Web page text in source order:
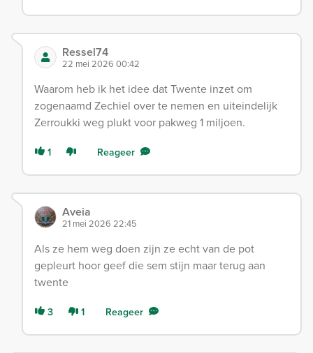
Ressel74
22 mei 2026 00:42
Waarom heb ik het idee dat Twente inzet om
zogenaamd Zechiel over te nemen en uiteindelijk
Zerroukki weg plukt voor pakweg 1 miljoen.
1 Reageer
Aveia
21 mei 2026 22:45
Als ze hem weg doen zijn ze echt van de pot
gepleurt hoor geef die sem stijn maar terug aan
twente
3 1 Reageer